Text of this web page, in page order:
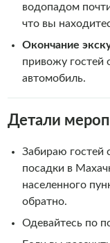
водопадом
что вы
Окончание
привожу гостей
автомобиль.
Детали
Забираю гостей
посадки в
населенного
обратно.
Одевайтесь по